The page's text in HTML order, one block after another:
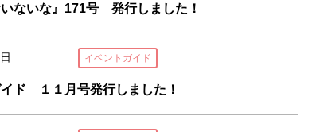
ないな』171号 発行しました！
イベントガイド
ド １１月号発行しました！